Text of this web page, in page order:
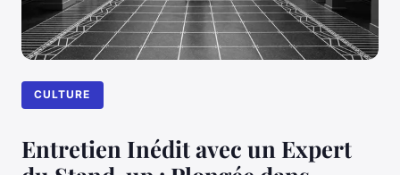
CULTURE
Entretien Inédit avec un Expert